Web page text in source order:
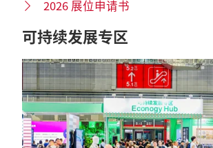
2026 展位申请书
可持续发展专区